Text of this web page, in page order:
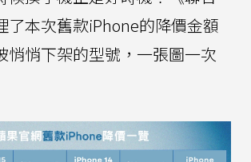
了本次舊款iPhone的降價金額
悄悄下架的型號，一張圖一次